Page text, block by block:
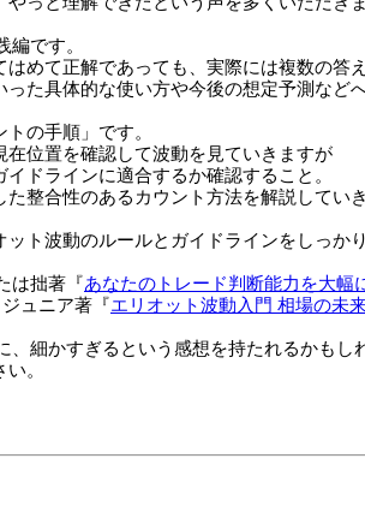
です。
めて正解であっても、実際には複数の答
た具体的な使い方や今後の想定予測など
の手順」です。
位置を確認して波動を見ていきますが
ドラインに適合するか確認すること。
整合性のあるカウント方法を解説していき
ト波動のルールとガイドラインをしっか
は拙著『あなたのトレード判断能力を大幅
ュニア著『エリオット波動入門 相場の未
、細かすぎるという感想を持たれるかも
。